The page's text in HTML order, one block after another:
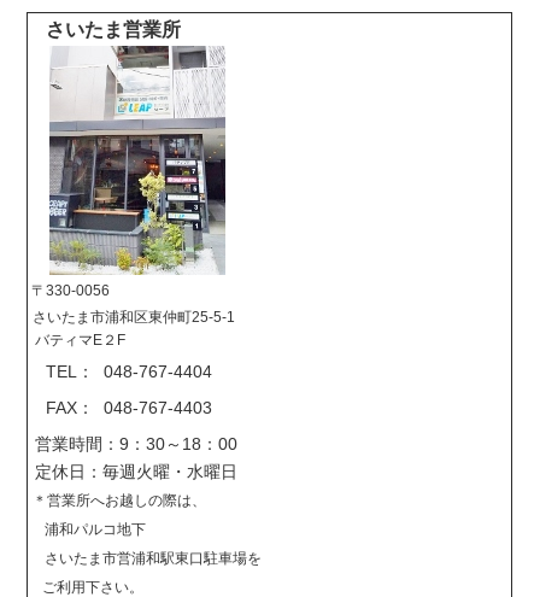
さいたま営業所
〒330-0056
さいたま市浦和区東仲町25-5-1
バティマE２F
TEL： 048-767-4404
FAX： 048-767-4403
営業時間：9：30～18：00
定休日：毎週火曜・水曜日
＊営業所へお越しの際は、
浦和パルコ地下
さいたま市営浦和駅東口駐車場を
ご利用下さい。